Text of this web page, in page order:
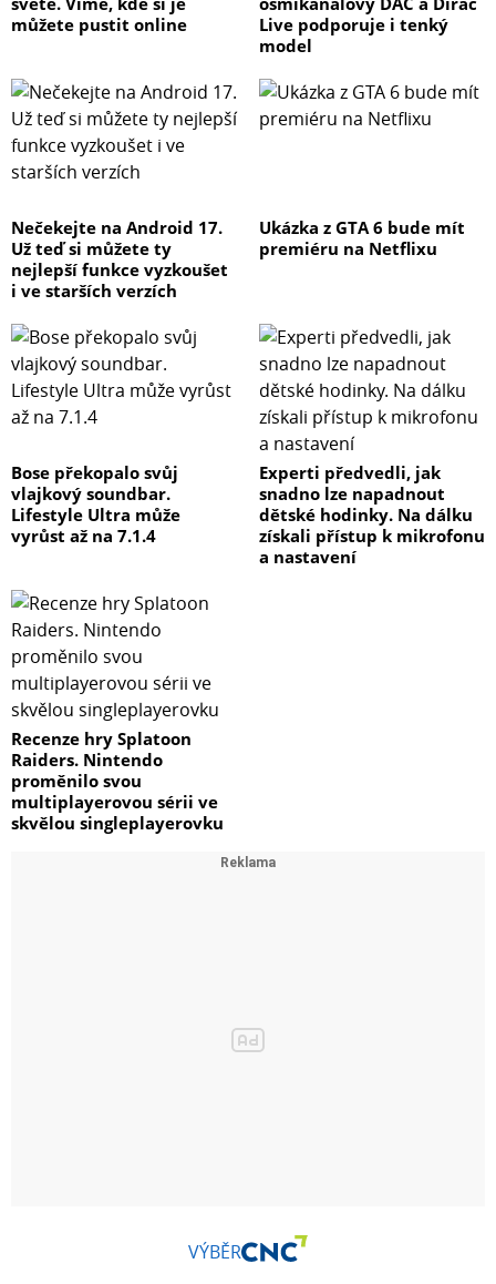
můžete pustit online
Live podporuje i tenký
model
Nečekejte na Android 17.
Už teď si můžete ty
nejlepší funkce vyzkoušet
i ve starších verzích
Ukázka z GTA 6 bude mít
premiéru na Netflixu
Bose překopalo svůj
vlajkový soundbar.
Lifestyle Ultra může
vyrůst až na 7.1.4
Experti předvedli, jak
snadno lze napadnout
dětské hodinky. Na dálku
získali přístup k mikrofonu
a nastavení
Recenze hry Splatoon
Raiders. Nintendo
proměnilo svou
multiplayerovou sérii ve
skvělou singleplayerovku
VÝBĚR